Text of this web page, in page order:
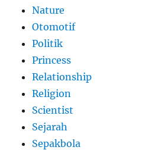
Nature
Otomotif
Politik
Princess
Relationship
Religion
Scientist
Sejarah
Sepakbola